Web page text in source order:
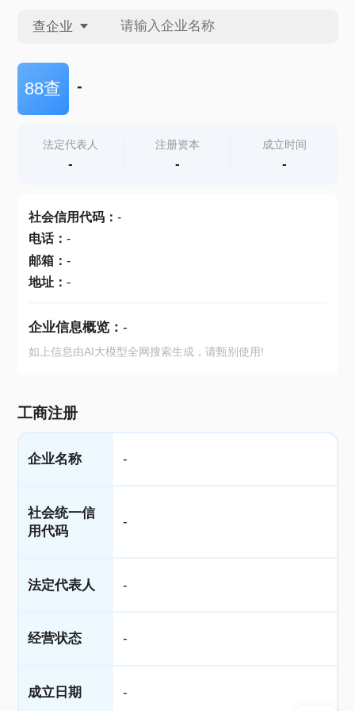
查企业
查企业
查产地
88查 -
法定代表人
-
注册资本
-
成立时间
-
社会信用代码： -
电话： -
邮箱： -
地址： -
企业信息概览： -
如上信息由AI大模型全网搜索生成，请甄别使用!
工商注册
企业名称 -
社会统一信
用代码
-
法定代表人 -
经营状态 -
成立日期 -